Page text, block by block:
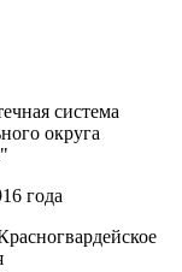
система
округа
года